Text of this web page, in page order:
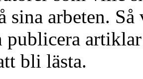
sina arbeten.
publicera
bli lästa.